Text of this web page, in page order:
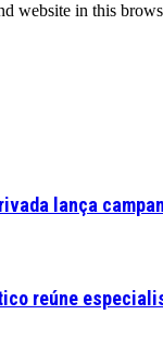
website in this
lança
reúne